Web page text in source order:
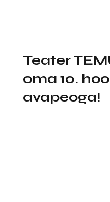
Teater
oma 10.
avapeoga!